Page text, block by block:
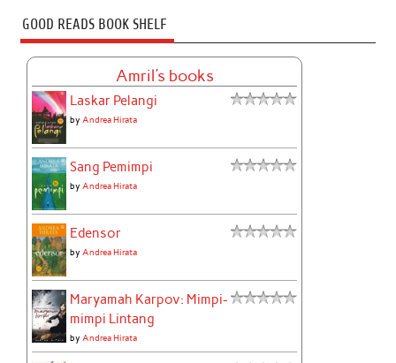
GOOD READS BOOK SHELF
Amril's books
Laskar Pelangi
byAndrea Hirata
Sang Pemimpi
byAndrea Hirata
Edensor
byAndrea Hirata
Maryamah Karpov: Mimpi-
mimpi Lintang
byAndrea Hirata